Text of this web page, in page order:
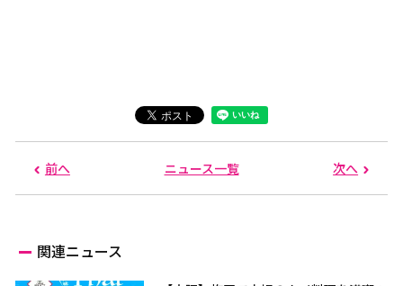
前へ ニュース一覧 次へ
関連ニュース